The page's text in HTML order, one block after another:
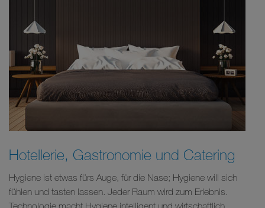
Hotellerie, Gastronomie und Catering
Hygiene ist etwas fürs Auge, für die Nase; Hygiene will sich
fühlen und tasten lassen. Jeder Raum wird zum Erlebnis.
Technologie macht Hygiene intelligent und wirtschaftlich.